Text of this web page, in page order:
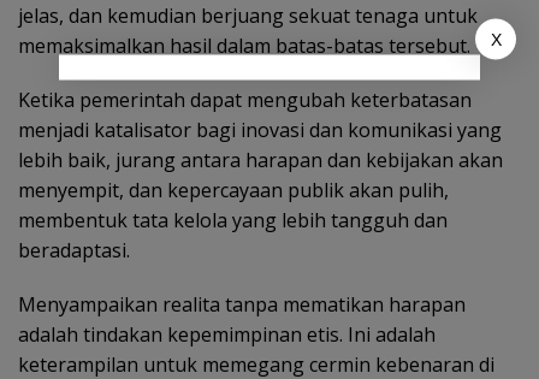
jelas, dan kemudian berjuang sekuat tenaga untuk
memaksimalkan hasil dalam batas-batas tersebut.
Ketika pemerintah dapat mengubah keterbatasan
menjadi katalisator bagi inovasi dan komunikasi yang
lebih baik, jurang antara harapan dan kebijakan akan
menyempit, dan kepercayaan publik akan pulih,
membentuk tata kelola yang lebih tangguh dan
beradaptasi.
Menyampaikan realita tanpa mematikan harapan
adalah tindakan kepemimpinan etis. Ini adalah
keterampilan untuk memegang cermin kebenaran di
X